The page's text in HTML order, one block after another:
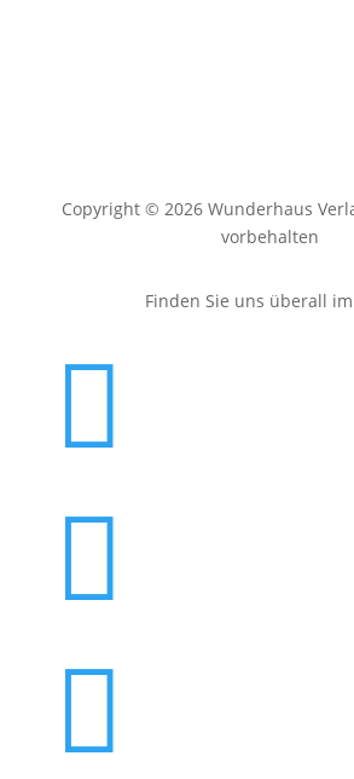
Copyright © 2026 Wunderhaus
vorbehalten
Finden Sie uns überall


